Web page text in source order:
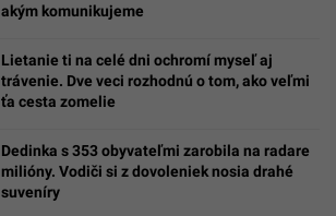
akým komunikujeme
Lietanie ti na celé dni ochromí myseľ aj
trávenie. Dve veci rozhodnú o tom, ako veľmi
ťa cesta zomelie
Dedinka s 353 obyvateľmi zarobila na radare
milióny. Vodiči si z dovoleniek nosia drahé
suveníry